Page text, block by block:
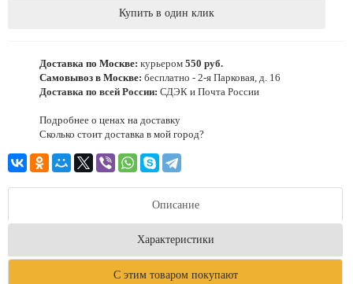
Купить в один клик
Доставка по Москве: курьером 550 руб.
Самовывоз в Москве: бесплатно - 2-я Парковая, д. 16
Доставка по всей России: СДЭК и Почта России
Подробнее о ценах на доставку
Сколько стоит доставка в мой город?
Описание
Характеристики
С этим товаром покупают